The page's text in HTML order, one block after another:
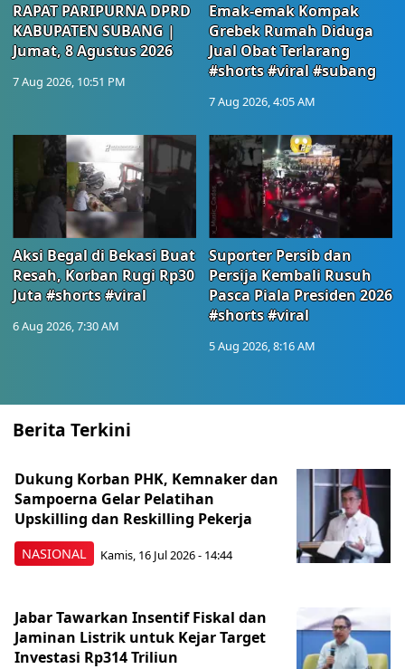
RAPAT PARIPURNA DPRD
KABUPATEN SUBANG |
Jumat, 8 Agustus 2026
7 Aug 2026, 10:51 PM
Emak-emak Kompak
Grebek Rumah Diduga
Jual Obat Terlarang
#shorts #viral #subang
7 Aug 2026, 4:05 AM
Aksi Begal di Bekasi Buat
Resah, Korban Rugi Rp30
Juta #shorts #viral
6 Aug 2026, 7:30 AM
Suporter Persib dan
Persija Kembali Rusuh
Pasca Piala Presiden 2026
#shorts #viral
5 Aug 2026, 8:16 AM
Berita Terkini
NASIONAL
Dukung Korban PHK, Kemnaker dan
Sampoerna Gelar Pelatihan
Upskilling dan Reskilling Pekerja
Kamis, 16 Jul 2026 - 14:44
Jabar Tawarkan Insentif Fiskal dan
Jaminan Listrik untuk Kejar Target
Investasi Rp314 Triliun